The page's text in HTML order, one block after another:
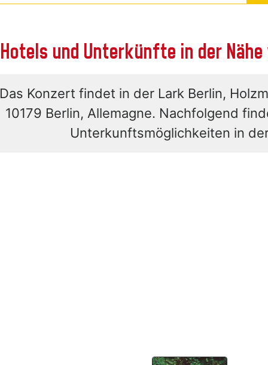
Hotels und Unterkünfte in der
Das Konzert findet in der Lark Berlin,
10179 Berlin, Allemagne. Nachfolgend
Unterkunftsmöglichkeiten in